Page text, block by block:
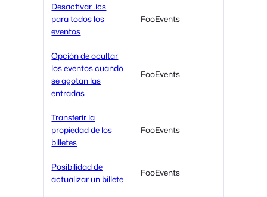
Desactivar .ics
para todos los
eventos
FooEvents
Opción de ocultar
los eventos cuando
se agotan las
entradas
FooEvents
Transferir la
propiedad de los
billetes
FooEvents
Posibilidad de
actualizar un billete
FooEvents